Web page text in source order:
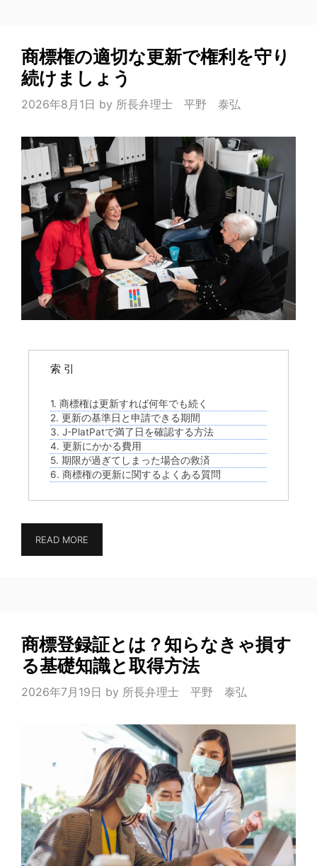
商標権の適切な更新で権利を守り
続けましょう
2026年8月1日 by 所長弁理士 平野 泰弘
索 引
1. 商標権は更新すれば何年でも続く
2. 更新の基準日と申請できる期間
3. J-PlatPatで満了日を確認する方法
4. 更新にかかる費用
5. 期限が過ぎてしまった場合の救済
6. 商標権の更新に関するよくある質問
READ MORE
商標登録証とは？知らなきゃ損す
る基礎知識と取得方法
2026年7月19日 by 所長弁理士 平野 泰弘